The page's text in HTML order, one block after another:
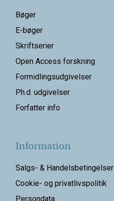
Bøger
E-bøger
Skriftserier
Open Access forskning
Formidlingsudgivelser
Ph.d. udgivelser
Forfatter info
Information
Salgs- & Handelsbetingelser
Cookie- og privatlivspolitik
Persondata